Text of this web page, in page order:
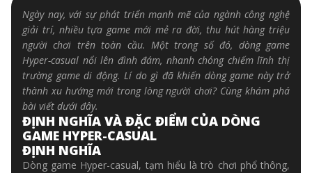
Ngày nay, với sự phát triển mạnh mẽ của ngành công nghệ
giải trí, nhiều tựa game mới mẻ ra đời, thu hút hàng triệu
người chơi trên toàn cầu. Một trong số đó, dòng game
Hyper-casual nổi lên đình đám, nhanh chóng chiếm lĩnh thị
trường game di động. Lí do gì đã khiến dòng game này trở
thành xu hướng mới trong lòng người chơi? Cùng khám phá
bài viết dưới đây.
ĐỊNH NGHĨA VÀ ĐẶC ĐIỂM CỦA DÒNG
GAME HYPER-CASUAL
ĐỊNH NGHĨA
Dòng game Hyper-casual, tạm hiểu là trò chơi phổ thông,